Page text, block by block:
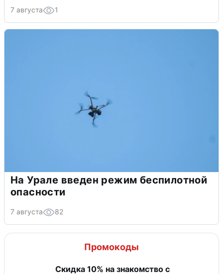
7 августа 1
На Урале введен режим беспилотной
опасности
7 августа 82
Промокоды
Скидка 10% на знакомство с